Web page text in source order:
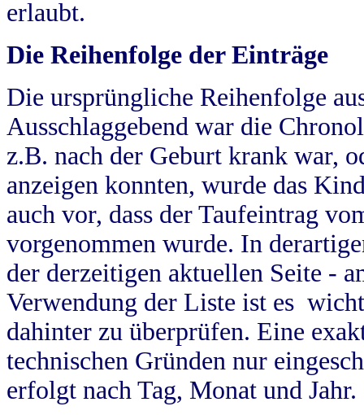
erlaubt.
Die Reihenfolge der Einträge
Die ursprüngliche Reihenfolge
Ausschlaggebend war die
z.B. nach der Geburt krank war,
anzeigen konnten, wurde das
auch vor, dass der Taufeintrag
vorgenommen wurde. In
der derzeitigen aktuellen Seite -
Verwendung der Liste ist es
dahinter zu überprüfen. Eine
technischen Gründen nur
erfolgt nach Tag, Monat und Jahr.